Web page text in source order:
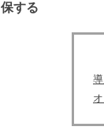
保する